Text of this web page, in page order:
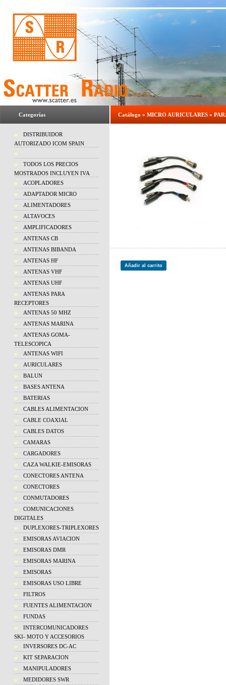
Categorías
DISTRIBUIDOR
AUTORIZADO ICOM SPAIN
TODOS LOS PRECIOS
MOSTRADOS INCLUYEN IVA
ACOPLADORES
ADAPTADOR MICRO
ALIMENTADORES
ALTAVOCES
AMPLIFICADORES
ANTENAS CB
ANTENAS BIBANDA
ANTENAS HF
ANTENAS VHF
ANTENAS UHF
ANTENAS PARA
RECEPTORES
ANTENAS 50 MHZ
ANTENAS MARINA
ANTENAS GOMA-
TELESCOPICA
ANTENAS WIFI
AURICULARES
BALUN
BASES ANTENA
BATERIAS
CABLES ALIMENTACION
CABLE COAXIAL
CABLES DATOS
CAMARAS
CARGADORES
CAZA WALKIE-EMISORAS
CONECTORES ANTENA
CONECTORES
CONMUTADORES
COMUNICACIONES
DIGITALES
DUPLEXORES-TRIPLEXORES
EMISORAS AVIACION
EMISORAS DMR
EMISORAS MARINA
EMISORAS
EMISORAS USO LIBRE
FILTROS
FUENTES ALIMENTACION
FUNDAS
INTERCOMUNICADORES
SKI- MOTO Y ACCESORIOS
INVERSORES DC-AC
KIT SEPARACION
MANIPULADORES
MEDIDORES SWR
Catálogo » MICRO AURICULARES »
Añadir al carrito